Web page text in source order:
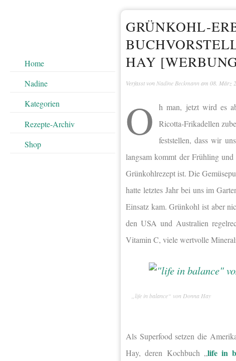
Home
Nadine
Kategorien
Rezepte-Archiv
Shop
GRÜNKOHL-
HAY
Verfasst von Nadine Beckmann am 08. März
O
h man, jetzt wird es
Ricotta-Frikadellen
feststellen, dass wir
langsam kommt der Frühling
Grünkohlrezept ist. Die
hatte letztes Jahr bei uns im
Einsatz kam. Grünkohl ist aber
den USA und Australien
Vitamin C, viele wertvolle
„life in balance“ von Donna Hay
Als Superfood setzen die
Hay, deren Kochbuch „life in